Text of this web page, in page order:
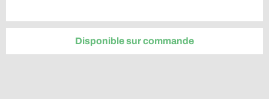
Disponible sur commande